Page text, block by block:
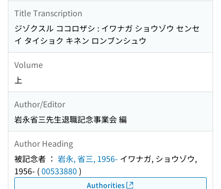
Title Transcription
ジゾクスル ココロザシ : イワナガ ショウゾウ センセ
イ タイショク キネン ロンブンシュウ
Volume
上
Author/Editor
岩永省三先生退職記念事業会 編
Author Heading
被記念者 ： 岩永, 省三, 1956- イワナガ, ショウゾウ,
1956- (00533880 )
Authorities